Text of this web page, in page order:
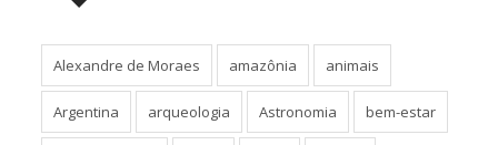
Alexandre de Moraes amazônia animais
Argentina arqueologia Astronomia bem-estar